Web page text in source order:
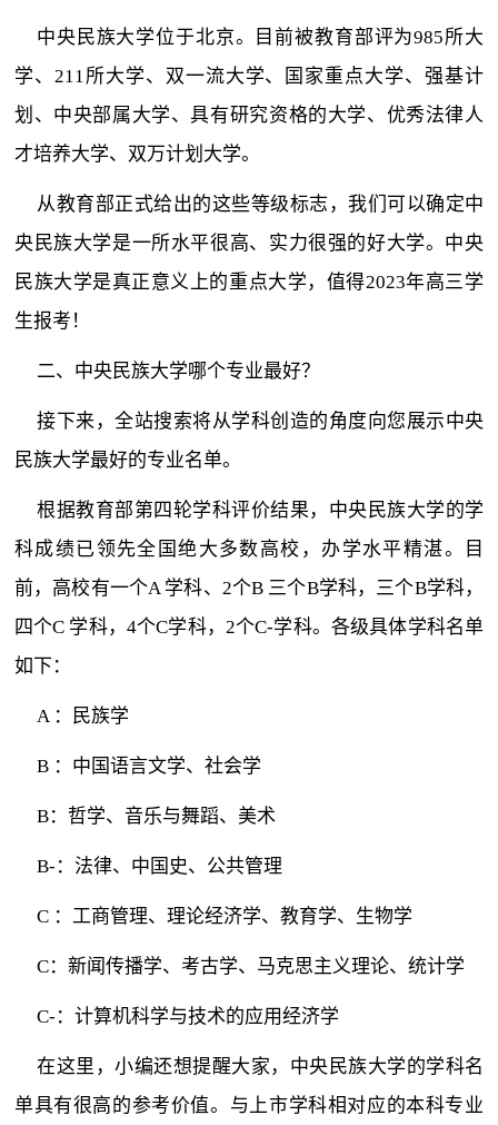
中央民族大学位于北京。目前被教育部评为985所大
学、211所大学、双一流大学、国家重点大学、强基计
划、中央部属大学、具有研究资格的大学、优秀法律人
才培养大学、双万计划大学。
从教育部正式给出的这些等级标志，我们可以确定中
央民族大学是一所水平很高、实力很强的好大学。中央
民族大学是真正意义上的重点大学，值得2023年高三学
生报考！
二、中央民族大学哪个专业最好？
接下来，全站搜索将从学科创造的角度向您展示中央
民族大学最好的专业名单。
根据教育部第四轮学科评价结果，中央民族大学的学
科成绩已领先全国绝大多数高校，办学水平精湛。目
前，高校有一个A 学科、2个B 三个B学科，三个B学科，
四个C 学科，4个C学科，2个C-学科。各级具体学科名单
如下：
A ：民族学
B ：中国语言文学、社会学
B：哲学、音乐与舞蹈、美术
B-：法律、中国史、公共管理
C ：工商管理、理论经济学、教育学、生物学
C：新闻传播学、考古学、马克思主义理论、统计学
C-：计算机科学与技术的应用经济学
在这里，小编还想提醒大家，中央民族大学的学科名
单具有很高的参考价值。与上市学科相对应的本科专业